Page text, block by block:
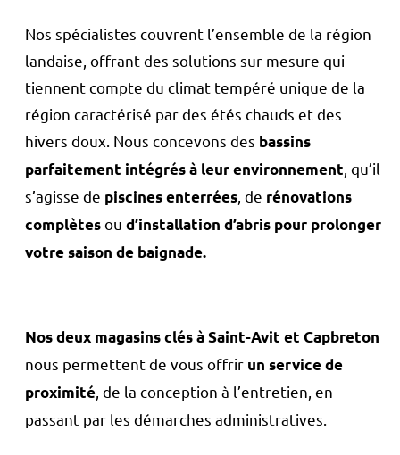
Nos spécialistes couvrent l’ensemble de la région
landaise, offrant des solutions sur mesure qui
tiennent compte du climat tempéré unique de la
région caractérisé par des étés chauds et des
hivers doux. Nous concevons des bassins
parfaitement intégrés à leur environnement , qu’il
s’agisse de piscines enterrées , de rénovations
complètesou d’installation d’abris pour prolonger
votre saison de baignade.
Nos deux magasins clés à Saint-Avit et Capbreton
nous permettent de vous offrir un service de
proximité , de la conception à l’entretien, en
passant par les démarches administratives.